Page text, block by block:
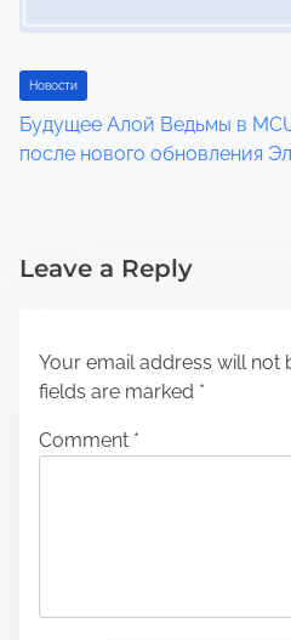
Новости
Будущее Алой Ведьмы в
после нового обновления
Leave a Reply
Your email address will not
fields are marked *
Comment *